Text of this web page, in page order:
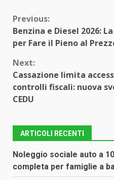
Continue
Reading
Previous:
Benzina e Diesel 2026:
per Fare il Pieno al
Next:
Cassazione limita
controlli fiscali: nuova
CEDU
ARTICOLI RECENTI
Noleggio sociale auto a
completa per famiglie a